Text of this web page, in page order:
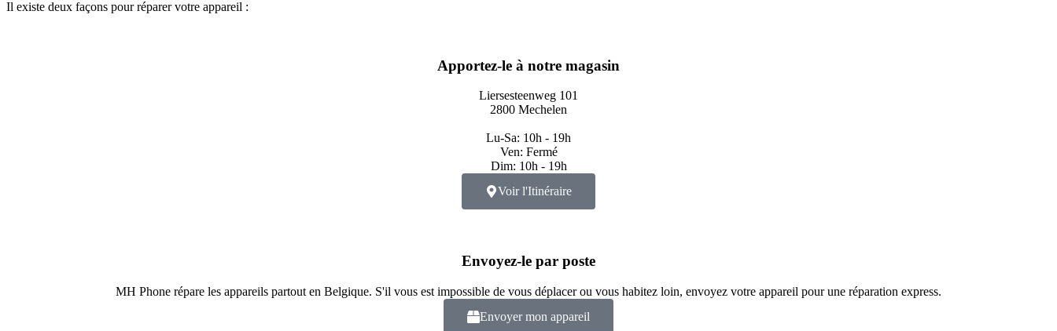
Il existe deux façons pour réparer votre appareil :
Apportez-le à notre magasin
Liersesteenweg 101
2800 Mechelen
Lu-Sa: 10h - 19h
Ven: Fermé
Dim: 10h - 19h
Voir l'Itinéraire
Envoyez-le par poste
MH Phone répare les appareils partout en Belgique. S'il vous est impossible de vous déplacer ou vous habitez loin, envoyez votre appareil pour une réparation express.
Envoyer mon appareil